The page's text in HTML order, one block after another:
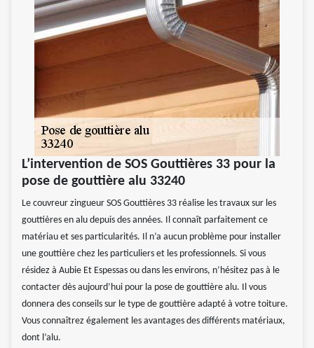
L’intervention de SOS Gouttières 33 pour la
pose de gouttière alu 33240
Le couvreur zingueur SOS Gouttières 33 réalise les travaux sur les
gouttières en alu depuis des années. Il connaît parfaitement ce
matériau et ses particularités. Il n’a aucun problème pour installer
une gouttière chez les particuliers et les professionnels. Si vous
résidez à Aubie Et Espessas ou dans les environs, n’hésitez pas à le
contacter dès aujourd’hui pour la pose de gouttière alu. Il vous
donnera des conseils sur le type de gouttière adapté à votre toiture.
Vous connaîtrez également les avantages des différents matériaux,
dont l’alu.